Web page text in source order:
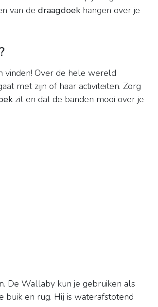
van de draagdoek hangen over je
vinden! Over de hele wereld
met zijn of haar activiteiten. Zorg
zit en dat de banden mooi over je
De Wallaby kun je gebruiken als
buik en rug. Hij is waterafstotend